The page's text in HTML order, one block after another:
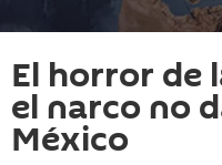
El horror de
el narco no
México